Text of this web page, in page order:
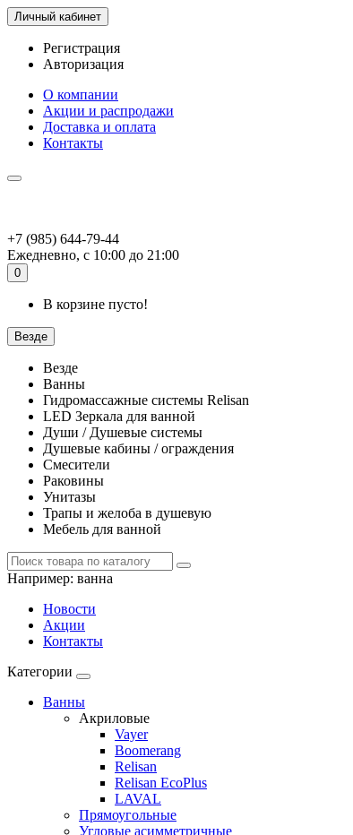
Личный кабинет
Регистрация
Авторизация
О компании
Акции и распродажи
Доставка и оплата
Контакты
+7 (985) 644-79-44
Ежедневно, с 10:00 до 21:00
0
В корзине пусто!
Везде
Везде
Ванны
Гидромассажные системы Relisan
LED Зеркала для ванной
Души / Душевые системы
Душевые кабины / ограждения
Смесители
Раковины
Унитазы
Трапы и желоба в душевую
Мебель для ванной
Например: ванна
Новости
Акции
Контакты
Категории
Ванны
Акриловые
Vayer
Boomerang
Relisan
Relisan EcoPlus
LAVAL
Прямоугольные
Угловые асимметричные